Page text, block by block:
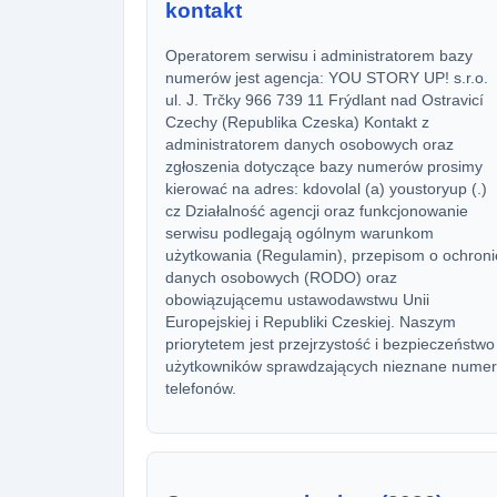
kontakt
Operatorem serwisu i administratorem bazy
numerów jest agencja: YOU STORY UP! s.r.o.
ul. J. Trčky 966 739 11 Frýdlant nad Ostravicí
Czechy (Republika Czeska) Kontakt z
administratorem danych osobowych oraz
zgłoszenia dotyczące bazy numerów prosimy
kierować na adres: kdovolal (a) youstoryup (.)
cz Działalność agencji oraz funkcjonowanie
serwisu podlegają ogólnym warunkom
użytkowania (Regulamin), przepisom o
danych osobowych (RODO) oraz
obowiązującemu ustawodawstwu Unii
Europejskiej i Republiki Czeskiej. Naszym
priorytetem jest przejrzystość i bezpieczeństwo
użytkowników sprawdzających nieznane
telefonów.